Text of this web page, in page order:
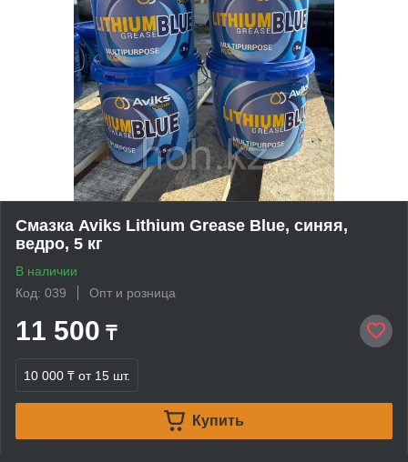
Смазка Aviks Lithium Grease Blue, синяя,
ведро, 5 кг
В наличии
Код: 039
Опт и розница
11 500 ₸
10 000 ₸ от 15 шт.
Купить